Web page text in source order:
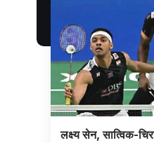
लक्ष्य सेन, सात्विक-